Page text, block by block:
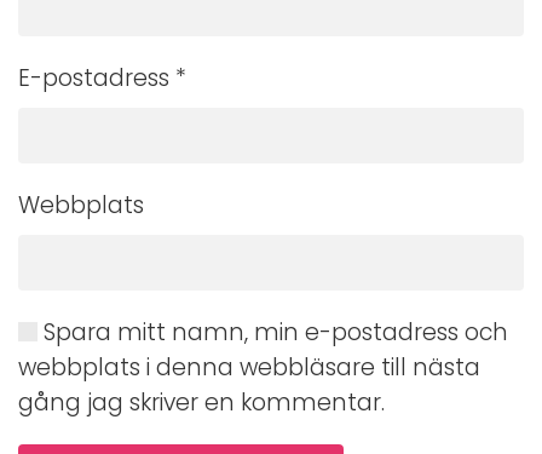
E-postadress *
Webbplats
Spara mitt namn, min e-postadress och
webbplats i denna webbläsare till nästa
gång jag skriver en kommentar.